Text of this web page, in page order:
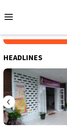
to
HEADLINES
‹